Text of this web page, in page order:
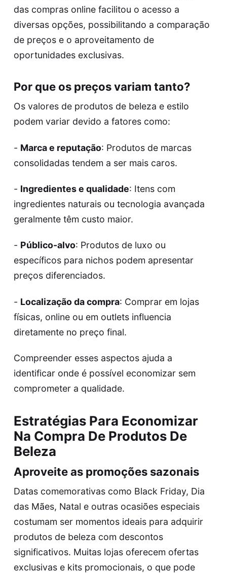
das compras online facilitou o acesso a
diversas opções, possibilitando a comparação
de preços e o aproveitamento de
oportunidades exclusivas.
Por que os preços variam tanto?
Os valores de produtos de beleza e estilo
podem variar devido a fatores como:
- Marca e reputação: Produtos de marcas
consolidadas tendem a ser mais caros.
- Ingredientes e qualidade: Itens com
ingredientes naturais ou tecnologia avançada
geralmente têm custo maior.
- Público-alvo: Produtos de luxo ou
específicos para nichos podem apresentar
preços diferenciados.
- Localização da compra: Comprar em lojas
físicas, online ou em outlets influencia
diretamente no preço final.
Compreender esses aspectos ajuda a
identificar onde é possível economizar sem
comprometer a qualidade.
Estratégias Para Economizar
Na Compra De Produtos De
Beleza
Aproveite as promoções sazonais
Datas comemorativas como Black Friday, Dia
das Mães, Natal e outras ocasiões especiais
costumam ser momentos ideais para adquirir
produtos de beleza com descontos
significativos. Muitas lojas oferecem ofertas
exclusivas e kits promocionais, o que pode